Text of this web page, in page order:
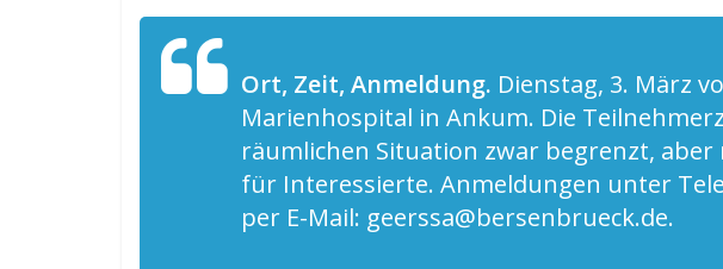
Ort, Zeit, Anmeldung. Dienstag, 3. März
Marienhospital in Ankum. Die
räumlichen Situation zwar begrenzt, aber
für Interessierte. Anmeldungen unter
per E-Mail: geerssa@bersenbrueck.de.